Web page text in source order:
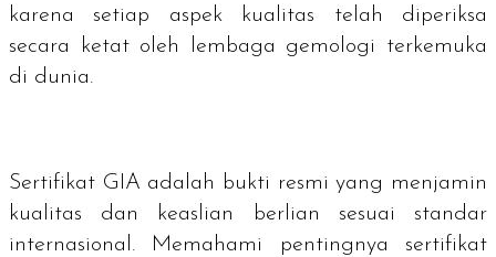
karena setiap aspek kualitas telah diperiksa
secara ketat oleh lembaga gemologi terkemuka
di dunia.
Sertifikat GIA adalah bukti resmi yang menjamin
kualitas dan keaslian berlian sesuai standar
internasional. Memahami pentingnya sertifikat